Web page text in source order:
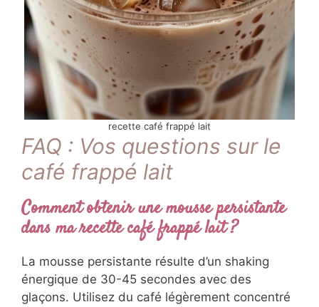
recette café frappé lait
FAQ : Vos questions sur le